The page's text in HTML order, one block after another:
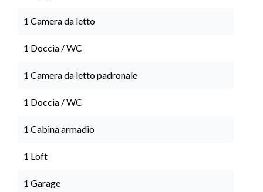
1 Camera da letto
1 Doccia / WC
1 Camera da letto padronale
1 Doccia / WC
1 Cabina armadio
1 Loft
1 Garage